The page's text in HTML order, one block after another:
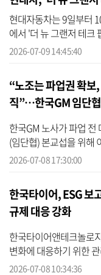
현대자동차는 9일부터
에서 '더 뉴 그랜저 테크
요 신기술과 개발 과정
2026-07-09 14:45:40
“노조는 파업권 확보
직”…한국GM 임단협
한국GM 노사가 파업
(임단협) 본교섭을 위해
업권을 손에 쥔 반면 사
2026-07-08 17:30:00
한국타이어, ESG
규제 대응 강화
한국타이어앤테크놀로
변화에 대응하기 위한
‘2025/26 ESG 보고서’
2026-07-08 10:34:36